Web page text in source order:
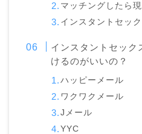
マッチングしたら
インスタントセッ
インスタントセック
けるのがいいの？
ハッピーメール
ワクワクメール
Jメール
YYC